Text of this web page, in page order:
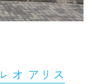
オ アリス